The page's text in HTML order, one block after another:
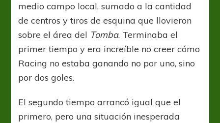
medio campo local, sumado a la cantidad
de centros y tiros de esquina que llovieron
sobre el área del Tomba. Terminaba el
primer tiempo y era increíble no creer cómo
Racing no estaba ganando no por uno, sino
por dos goles.
El segundo tiempo arrancó igual que el
primero, pero una situación inesperada